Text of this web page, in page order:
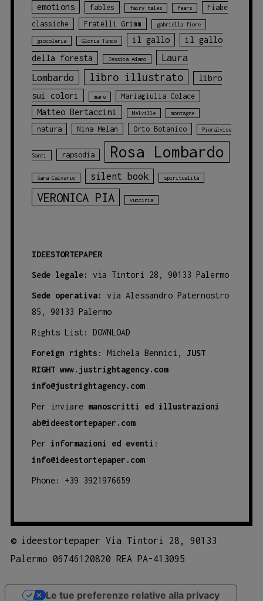
emotions
fables fairy tales fears
Fiabe
classiche
Fratelli Grimm gabriella fiore
giocoleria Gloria Tundo il gallo
il gallo
della foresta
Jessica Adamo
Laura
Lombardo
libro illustrato
libro
sui colori
mare Mariagiulia Colace
Matteo Bertaccini Melville montagne
natura Nina Melan Orto Botanico Pieralvise
Santi rapsodia Rosa Lombardo
Sara Calvario silent book spiritualità
VERONICA PIA vucciria
IDEESTORTEPAPER
Sede legale: via Tintori 28, 90133 Palermo
Sede operativa:
via Alessandro Paternostro
85, 90133 Palermo
Rights List: DOWNLOAD
Foreign rights : Michela Bennici, JUST
RIGHT www.justrightagency.com
info@justrightagency.com
Per inviare manoscritti ed illustrazioni
ab@ideestortepaper.com
Per informazioni ed eventi :
info@ideestortepaper.com
Phone: +39 3921976659
© ideestortepaper Via Tintori 28, 90133
Palermo 06746120820 REA PA-413095
Le tue preferenze relative alla privacy